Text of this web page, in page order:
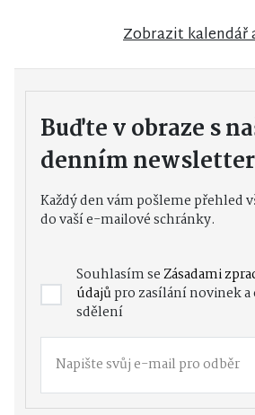
Zobrazit kalendář
Buďte v obraze s
denním
Každý den vám pošleme přehled
do vaší e-mailové schránky.
Souhlasím seZásadami
údajůpro zasílání novinek
sdělení